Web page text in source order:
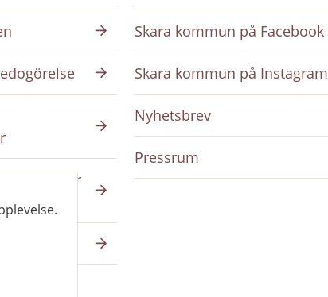
för
Skara kommun på Facebook
Skara kommun på Instagram
Nyhetsbrev
Pressrum